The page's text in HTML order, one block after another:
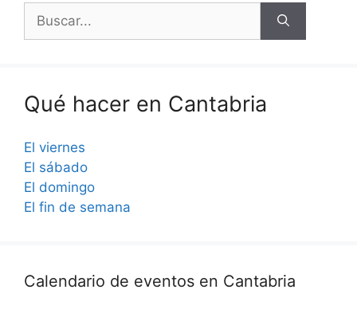
Buscar:
Qué hacer en Cantabria
El viernes
El sábado
El domingo
El fin de semana
Calendario de eventos en Cantabria